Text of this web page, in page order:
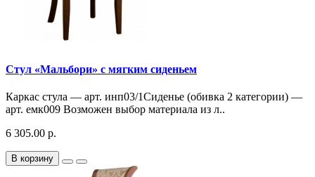
Стул «Мальбори» с мягким сиденьем
Каркас стула — арт. инп03/1Сиденье (обивка 2 категории) —
арт. емк009 Возможен выбор материала из л..
6 305.00 р.
В корзину